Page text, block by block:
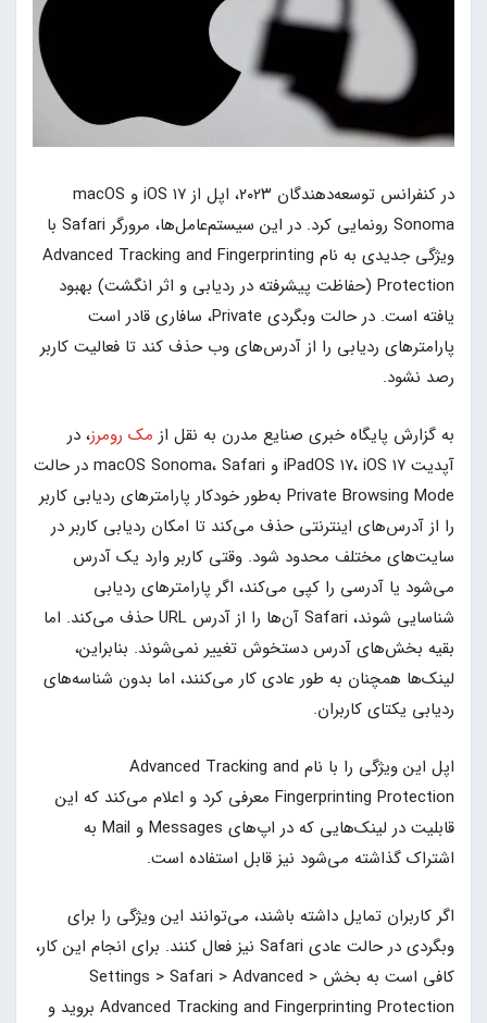
در کنفرانس توسعه‌دهندگان ۲۰۲۳، اپل از iOS ۱۷ و macOS
Sonoma رونمایی کرد. در این سیستم‌عامل‌ها، مرورگر Safari با
ویژگی جدیدی به نام Advanced Tracking and Fingerprinting
Protection (حفاظت پیشرفته در ردیابی و اثر انگشت) بهبود
یافته است. در حالت وبگردی Private، سافاری قادر است
پارامترهای ردیابی را از آدرس‌های وب حذف کند تا فعالیت کاربر
رصد نشود.
به گزارش پایگاه خبری صنایع مدرن به نقل از مک رومرز، در
آپدیت iPadOS ۱۷، iOS ۱۷ و macOS Sonoma، Safari در حالت
Private Browsing Mode به‌طور خودکار پارامترهای ردیابی کاربر
را از آدرس‌های اینترنتی حذف می‌کند تا امکان ردیابی کاربر در
سایت‌های مختلف محدود شود. وقتی کاربر وارد یک آدرس
می‌شود یا آدرسی را کپی می‌کند، اگر پارامترهای ردیابی
شناسایی شوند، Safari آن‌ها را از آدرس URL حذف می‌کند. اما
بقیه بخش‌های آدرس دستخوش تغییر نمی‌شوند. بنابراین،
لینک‌ها همچنان به طور عادی کار می‌کنند، اما بدون شناسه‌های
ردیابی یکتای کاربران.
اپل این ویژگی را با نام Advanced Tracking and
Fingerprinting Protection معرفی کرد و اعلام می‌کند که این
قابلیت در لینک‌هایی که در اپ‌های Messages و Mail به
اشتراک گذاشته می‌شود نیز قابل استفاده است.
اگر کاربران تمایل داشته باشند، می‌توانند این ویژگی را برای
وبگردی در حالت عادی Safari نیز فعال کنند. برای انجام این کار،
کافی است به بخش Settings > Safari > Advanced >
Advanced Tracking and Fingerprinting Protection بروید و